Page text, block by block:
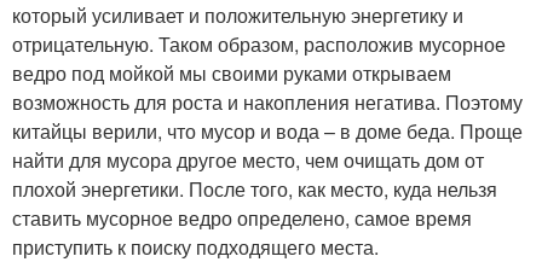
который усиливает и положительную энергетику и
отрицательную. Таком образом, расположив мусорное
ведро под мойкой мы своими руками открываем
возможность для роста и накопления негатива. Поэтому
китайцы верили, что мусор и вода – в доме беда. Проще
найти для мусора другое место, чем очищать дом от
плохой энергетики. После того, как место, куда нельзя
ставить мусорное ведро определено, самое время
приступить к поиску подходящего места.